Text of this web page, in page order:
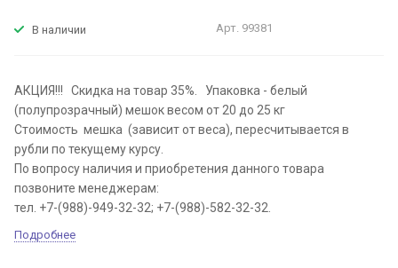
В наличии Арт. 99381
АКЦИЯ!!! Скидка на товар 35%. Упаковка - белый
(полупрозрачный) мешок весом от 20 до 25 кг
Стоимость мешка (зависит от веса), пересчитывается в
рубли по текущему курсу.
По вопросу наличия и приобретения данного товара
позвоните менеджерам:
тел. +7-(988)-949-32-32; +7-(988)-582-32-32.
Подробнее